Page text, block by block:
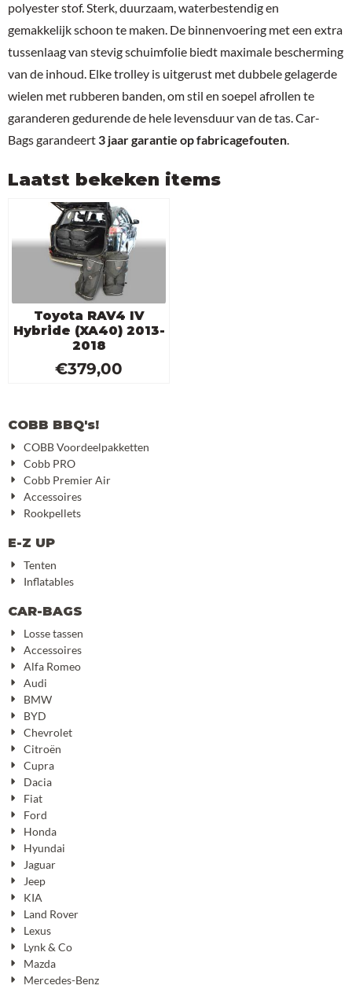
polyester stof. Sterk, duurzaam, waterbestendig en
gemakkelijk schoon te maken. De binnenvoering met een extra
tussenlaag van stevig schuimfolie biedt maximale bescherming
van de inhoud. Elke trolley is uitgerust met dubbele gelagerde
wielen met rubberen banden, om stil en soepel afrollen te
garanderen gedurende de hele levensduur van de tas. Car-
Bags garandeert 3 jaar garantie op fabricagefouten.
Laatst bekeken items
Toyota RAV4 IV
Hybride (XA40) 2013-
2018
€379,00
COBB BBQ's!
COBB Voordeelpakketten
Cobb PRO
Cobb Premier Air
Accessoires
Rookpellets
E-Z UP
Tenten
Inflatables
CAR-BAGS
Losse tassen
Accessoires
Alfa Romeo
Audi
BMW
BYD
Chevrolet
Citroën
Cupra
Dacia
Fiat
Ford
Honda
Hyundai
Jaguar
Jeep
KIA
Land Rover
Lexus
Lynk & Co
Mazda
Mercedes-Benz